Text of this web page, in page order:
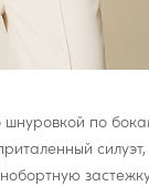
по
силуэт,